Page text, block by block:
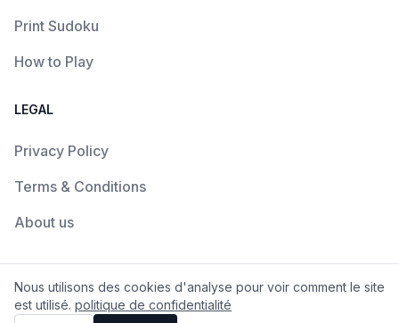
Print Sudoku
How to Play
LEGAL
Privacy Policy
Terms & Conditions
About us
© Since 2023 E-Sudoku™. All Rights Reserved.
Nous utilisons des cookies d'analyse pour voir comment le site
est utilisé. politique de confidentialité